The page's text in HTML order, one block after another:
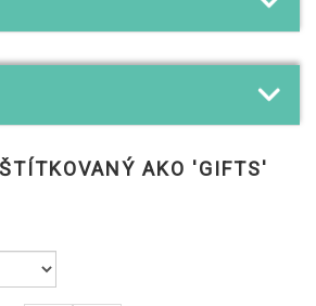
AKO 'GIFTS'